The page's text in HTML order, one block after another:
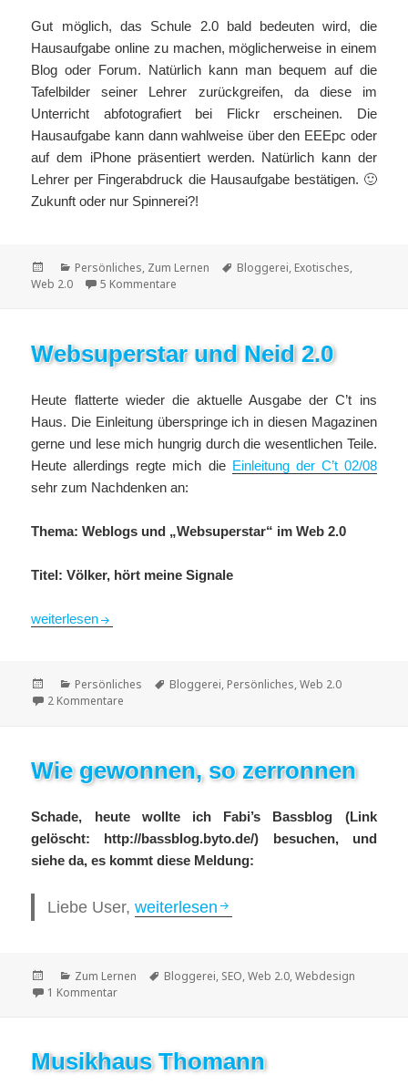
Gut möglich, das Schule 2.0 bald bedeuten wird, die
Hausaufgabe online zu machen, möglicherweise in einem
Blog oder Forum. Natürlich kann man bequem auf die
Tafelbilder seiner Lehrer zurückgreifen, da diese im
Unterricht abfotografiert bei Flickr erscheinen. Die
Hausaufgabe kann dann wahlweise über den EEEpc oder
auf dem iPhone präsentiert werden. Natürlich kann der
Lehrer per Fingerabdruck die Hausaufgabe bestätigen. 🙂
Zukunft oder nur Spinnerei?!
Veröffentlicht
am
Kategorien
Persönliches, Zum Lernen Schlagwörter
Bloggerei, Exotisches,
Web 2.0
5 Kommentare
Websuperstar und Neid 2.0
Heute flatterte wieder die aktuelle Ausgabe der C’t ins
Haus. Die Einleitung überspringe ich in diesen Magazinen
gerne und lese mich hungrig durch die wesentlichen Teile.
Heute allerdings regte mich die Einleitung der C’t 02/08
sehr zum Nachdenken an:
Thema: Weblogs und „Websuperstar“ im Web 2.0
Titel: Völker, hört meine Signale
Websuperstar und Neid 2.0
weiterlesen
Veröffentlicht
am
Kategorien
Persönliches Schlagwörter
Bloggerei, Persönliches,Web 2.0
2 Kommentare
Wie gewonnen, so zerronnen
Schade, heute wollte ich Fabi’s Bassblog (Link
gelöscht: http://bassblog.byto.de/) besuchen, und
siehe da, es kommt diese Meldung:
Liebe User,Wie gewonnen, so zerronnen
weiterlesen
Veröffentlicht
am
Kategorien
Zum Lernen Schlagwörter
Bloggerei, SEO,Web 2.0,Webdesign
1 Kommentarzu Wie gewonnen, so zerronnen
Musikhaus Thomann